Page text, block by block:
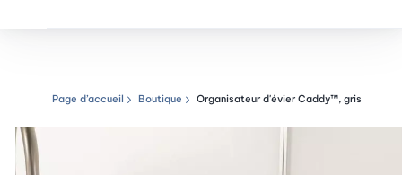
Chemin de navigation
Page d’accueil Boutique Organisateur d'évier Caddy™, gris